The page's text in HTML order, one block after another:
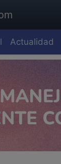
Actualidad